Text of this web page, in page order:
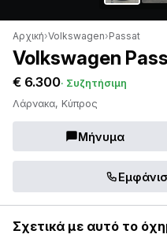
Αρχική›Volkswagen›Passat
Volkswagen
€ 6.300· Συζητήσιμη
Λάρνακα, Κύπρος
Μήνυμα
Σχετικά με αυτό το